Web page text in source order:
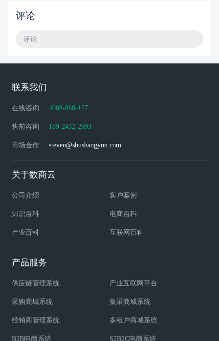
评论
评论
联系我们
在线咨询 4008-868-127
售前咨询 189-2432-2993
市场合作 steven@shushangyun.com
关于数商云
公司介绍 客户案例
知识百科 电商百科
产业百科 互联网百科
产品服务
供应链管理系统 产业互联网平台
采购商城系统 集采商城系统
经销商管理系统 多租户商城系统
B2B电商系统 S2B2C电商系统